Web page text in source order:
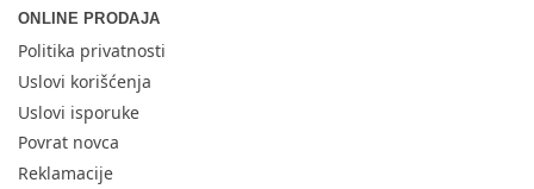
ONLINE PRODAJA
Politika privatnosti
Uslovi korišćenja
Uslovi isporuke
Povrat novca
Reklamacije